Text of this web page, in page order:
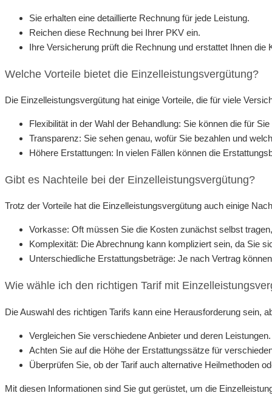
Sie erhalten eine detaillierte Rechnung für jede Leistung.
Reichen diese Rechnung bei Ihrer PKV ein.
Ihre Versicherung prüft die Rechnung und erstattet Ihnen die
Welche Vorteile bietet die Einzelleistungsvergütung?
Die Einzelleistungsvergütung hat einige Vorteile, die für viele
Flexibilität in der Wahl der Behandlung: Sie können die für
Transparenz: Sie sehen genau, wofür Sie bezahlen und
Höhere Erstattungen: In vielen Fällen können die
Gibt es Nachteile bei der Einzelleistungsvergütung?
Trotz der Vorteile hat die Einzelleistungsvergütung auch einige
Vorkasse: Oft müssen Sie die Kosten zunächst selbst
Komplexität: Die Abrechnung kann kompliziert sein, da Sie
Unterschiedliche Erstattungsbeträge: Je nach Vertrag
Wie wähle ich den richtigen Tarif mit
Die Auswahl des richtigen Tarifs kann eine Herausforderung sein,
Vergleichen Sie verschiedene Anbieter und deren Leistungen.
Achten Sie auf die Höhe der Erstattungssätze für
Überprüfen Sie, ob der Tarif auch alternative Heilmethoden
Mit diesen Informationen sind Sie gut gerüstet, um die